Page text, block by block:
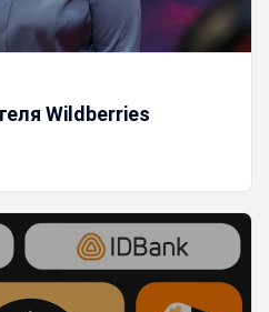
Wildberries